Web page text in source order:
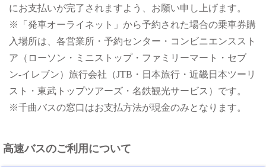
にお支払いが完了されますよう、お願い申し上げます。
※「発車オーライネット」から予約された場合の乗車券購
入場所は、各営業所・予約センター・コンビニエンススト
ア（ローソン・ミニストップ・ファミリーマート・セブ
ン-イレブン）旅行会社（JTB・日本旅行・近畿日本ツーリ
スト・東武トップツアーズ・名鉄観光サービス）です。
※千曲バスの窓口はお支払方法が現金のみとなります。
高速バスのご利用について